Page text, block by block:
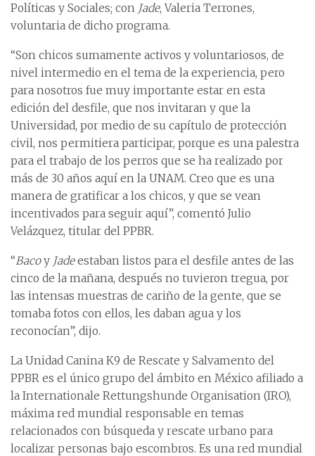
Políticas y Sociales; con Jade, Valeria Terrones,
voluntaria de dicho programa.
“Son chicos sumamente activos y voluntariosos, de
nivel intermedio en el tema de la experiencia, pero
para nosotros fue muy importante estar en esta
edición del desfile, que nos invitaran y que la
Universidad, por medio de su capítulo de protección
civil, nos permitiera participar, porque es una palestra
para el trabajo de los perros que se ha realizado por
más de 30 años aquí en la UNAM. Creo que es una
manera de gratificar a los chicos, y que se vean
incentivados para seguir aquí”, comentó Julio
Velázquez, titular del PPBR.
“Bacoy Jadeestaban listos para el desfile antes de las
cinco de la mañana, después no tuvieron tregua, por
las intensas muestras de cariño de la gente, que se
tomaba fotos con ellos, les daban agua y los
reconocían”, dijo.
La Unidad Canina K9 de Rescate y Salvamento del
PPBR es el único grupo del ámbito en México afiliado a
la Internationale Rettungshunde Organisation (IRO),
máxima red mundial responsable en temas
relacionados con búsqueda y rescate urbano para
localizar personas bajo escombros. Es una red mundial